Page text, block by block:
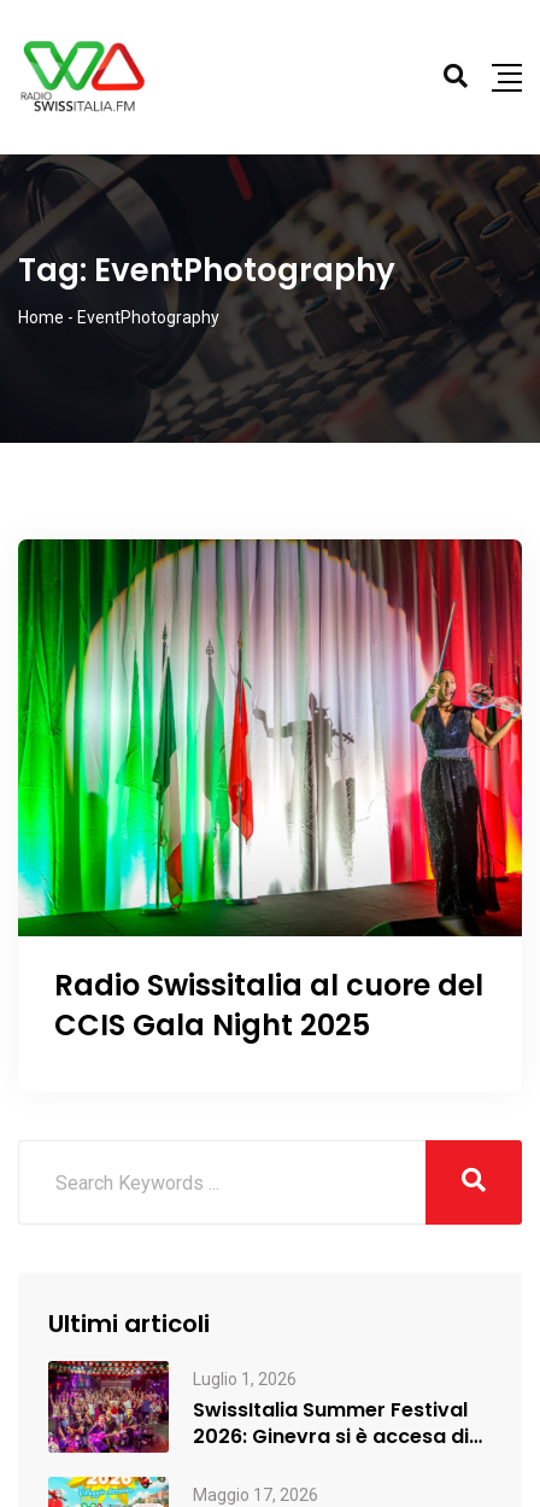
Tag: EventPhotography
Home - EventPhotography
Radio Swissitalia al cuore del
CCIS Gala Night 2025
Ultimi articoli
Luglio 1, 2026
SwissItalia Summer Festival
2026: Ginevra si è accesa di
Maggio 17, 2026